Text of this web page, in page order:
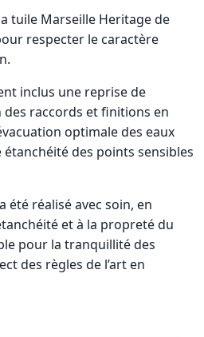
tuile Marseille Heritage de
respecter le caractère
inclus une reprise de
raccords et finitions en
optimale des eaux
des points sensibles
été réalisé avec soin, en
et à la propreté du
pour la tranquillité des
des règles de l’art en